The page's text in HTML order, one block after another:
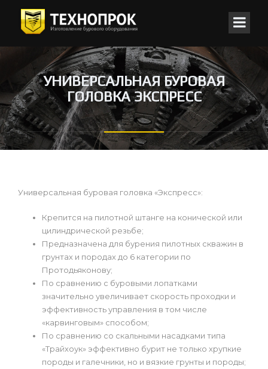
УНИВЕРСАЛЬНАЯ БУРОВАЯ
ГОЛОВКА ЭКСПРЕСС
Универсальная буровая головка «Экспресс»:
Крепится на пилотной штанге на конической или
цилиндрической резьбе;
Предназначена для бурения пилотных скважин в
грунтах и породах до 6 категории по
Протодьяконову;
По сравнению с буровыми лопатками
значительно увеличивает скорость проходки и
эффективность управления в том числе
«карвинговым» способом;
По сравнению со скальными насадками типа
«Трайхоук» эффективно бурит не только хрупкие
породы и галечники, но и вязкие грунты и породы;